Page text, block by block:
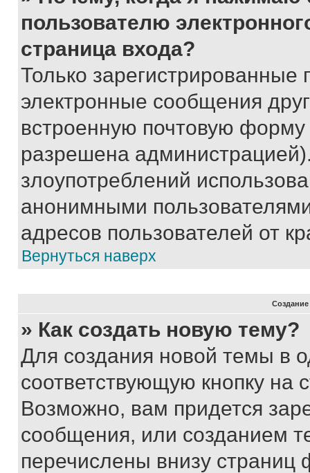
пользователю
страница входа?
Только зарегистрированные
электронные сообщения
встроенную почтовую
разрешена
злоупотреблений
анонимными
адресов пользователей от
Вернуться наверх
» Как создать новую тему?
Для создания новой темы в
соответствующую кнопку
Возможно, вам придется
сообщения, или созданием
перечислены внизу